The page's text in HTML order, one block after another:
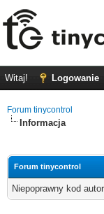
Witaj! Logowanie
Forum tinycontrol
Informacja
Forum tinycontrol
Niepoprawny kod